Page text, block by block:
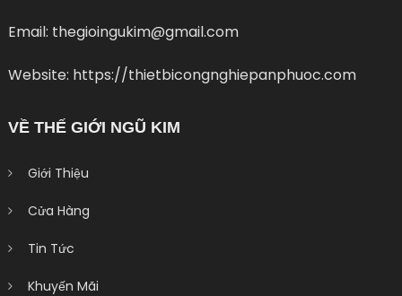
Email: thegioingukim@gmail.com
Website: https://thietbicongnghiepanphuoc.com
VỀ THẾ GIỚI NGŨ KIM
Giới Thiệu
Cửa Hàng
Tin Tức
Khuyến Mãi